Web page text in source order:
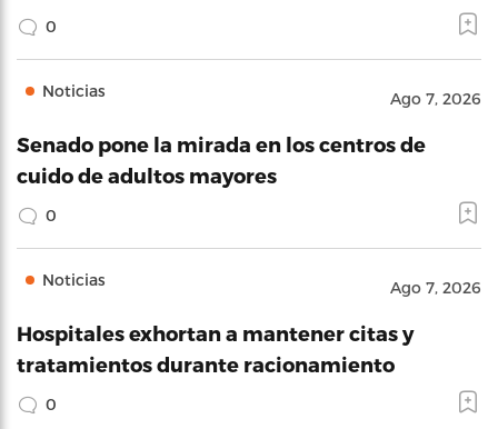
0
Noticias Ago 7, 2026
Senado pone la mirada en los centros de
cuido de adultos mayores
0
Noticias Ago 7, 2026
Hospitales exhortan a mantener citas y
tratamientos durante racionamiento
0